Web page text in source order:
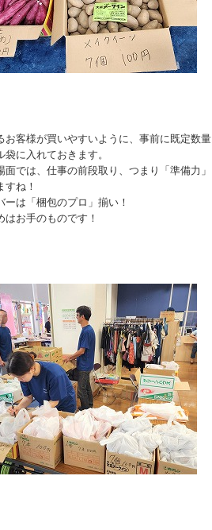
お客様が買いやすいように、事前に既定数量
袋に入れておきます。
面では、仕事の前段取り、つまり「準備力」
すね！
ーは「梱包のプロ」揃い！
はお手のものです！